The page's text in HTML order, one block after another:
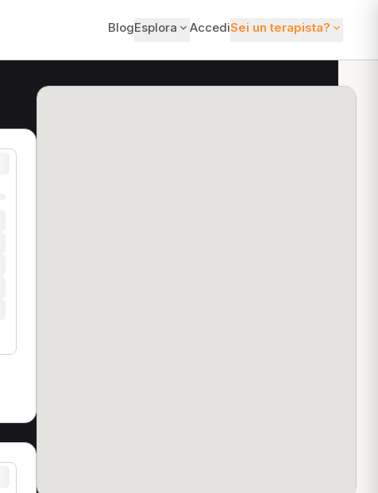
BlogEsplora AccediSei un terapista?